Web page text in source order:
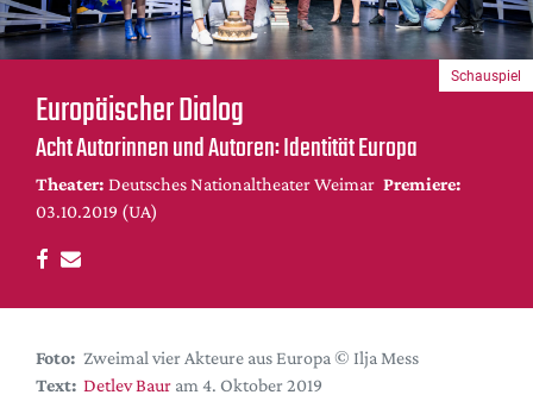
Bühnenwelt
Festivals & Veranstaltungen
Menschen & Theater
Themen
Internationales
Nachrufe
DdB-map
Premierensuche
Festival-Planer
Europäischer Dialog
Acht Autorinnen und Autoren: Identität Europa
Theater: Deutsches Nationaltheater Weimar Premiere:
03.10.2019 (UA)
Schauspiel
Foto: Zweimal vier Akteure aus Europa © Ilja Mess
Text: Detlev Baur am 4. Oktober 2019